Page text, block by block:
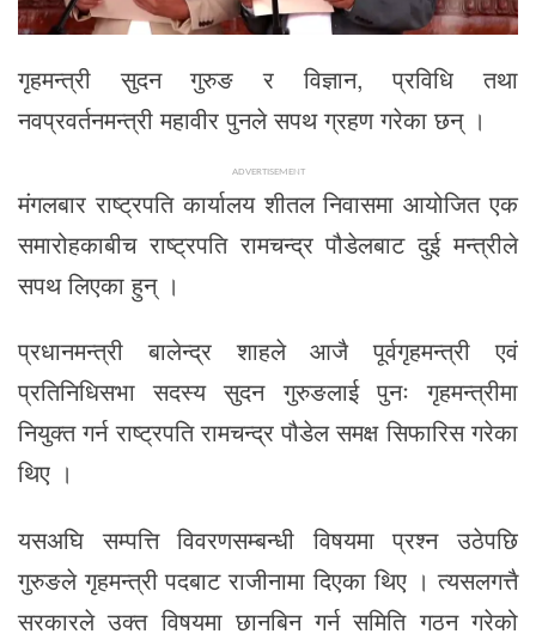
गृहमन्त्री सुदन गुरुङ र विज्ञान, प्रविधि तथा
नवप्रवर्तनमन्त्री महावीर पुनले सपथ ग्रहण गरेका छन् ।
ADVERTISEMENT
मंगलबार राष्ट्रपति कार्यालय शीतल निवासमा आयोजित एक
समारोहकाबीच राष्ट्रपति रामचन्द्र पौडेलबाट दुई मन्त्रीले
सपथ लिएका हुन् ।
प्रधानमन्त्री बालेन्द्र शाहले आजै पूर्वगृहमन्त्री एवं
प्रतिनिधिसभा सदस्य सुदन गुरुङलाई पुनः गृहमन्त्रीमा
नियुक्त गर्न राष्ट्रपति रामचन्द्र पौडेल समक्ष सिफारिस गरेका
थिए ।
यसअघि सम्पत्ति विवरणसम्बन्धी विषयमा प्रश्न उठेपछि
गुरुङले गृहमन्त्री पदबाट राजीनामा दिएका थिए । त्यसलगत्तै
सरकारले उक्त विषयमा छानबिन गर्न समिति गठन गरेको